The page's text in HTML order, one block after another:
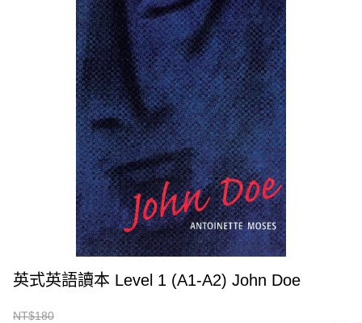
英式英語讀本 Level 1 (A1-A2) John Doe
NT$180